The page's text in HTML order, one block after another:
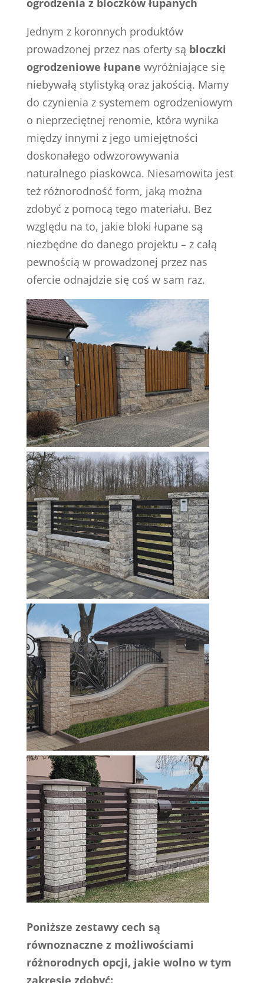
ogrodzenia z bloczków łupanych
Jednym z koronnych produktów
prowadzonej przez nas oferty są bloczki
ogrodzeniowe łupane wyróżniające się
niebywałą stylistyką oraz jakością. Mamy
do czynienia z systemem ogrodzeniowym
o nieprzeciętnej renomie, która wynika
między innymi z jego umiejętności
doskonałego odwzorowywania
naturalnego piaskowca. Niesamowita jest
też różnorodność form, jaką można
zdobyć z pomocą tego materiału. Bez
względu na to, jakie bloki łupane są
niezbędne do danego projektu – z całą
pewnością w prowadzonej przez nas
ofercie odnajdzie się coś w sam raz.
Poniższe zestawy cech są
równoznaczne z możliwościami
różnorodnych opcji, jakie wolno w tym